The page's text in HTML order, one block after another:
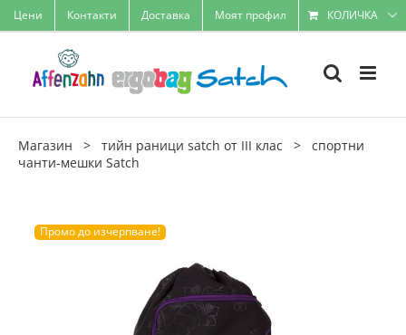
Skip
to
Цени Контакти Доставка Моят профил КОЛИЧКА
Магазин > тийн раници satch от III клас > спортни
чанти-мешки Satch
Промо до изчерпване!